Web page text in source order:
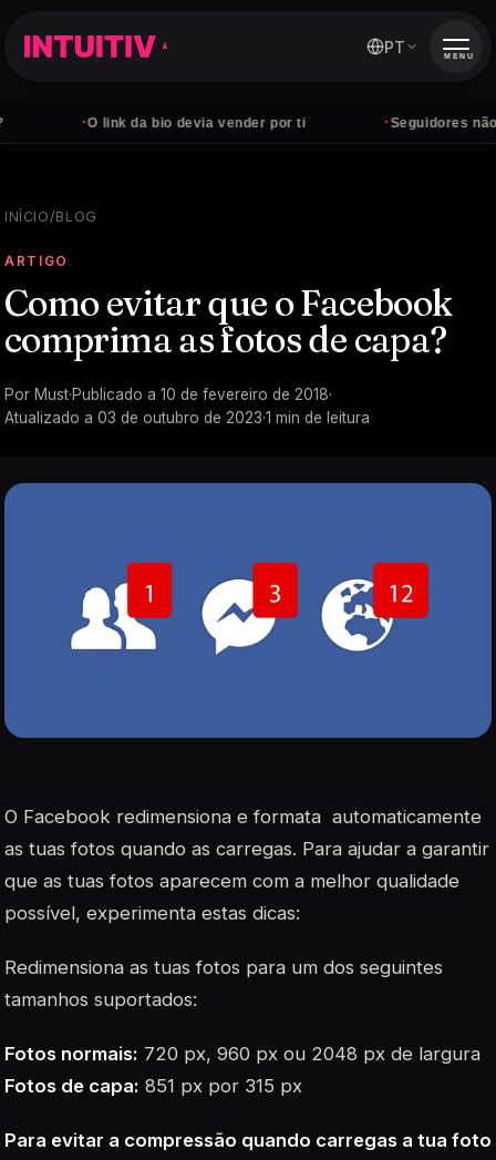
O link da bio devia vender por ti Seguidores não
PT MENU
INÍCIO/BLOG
ARTIGO
Como evitar que o Facebook
comprima as fotos de capa?
Por Must·Publicado a 10 de fevereiro de 2018·
Atualizado a 03 de outubro de 2023·1 min de leitura
O Facebook redimensiona e formata automaticamente
as tuas fotos quando as carregas. Para ajudar a garantir
que as tuas fotos aparecem com a melhor qualidade
possível, experimenta estas dicas:
Redimensiona as tuas fotos para um dos seguintes
tamanhos suportados:
Fotos normais: 720 px, 960 px ou 2048 px de largura
Fotos de capa: 851 px por 315 px
Para evitar a compressão quando carregas a tua foto